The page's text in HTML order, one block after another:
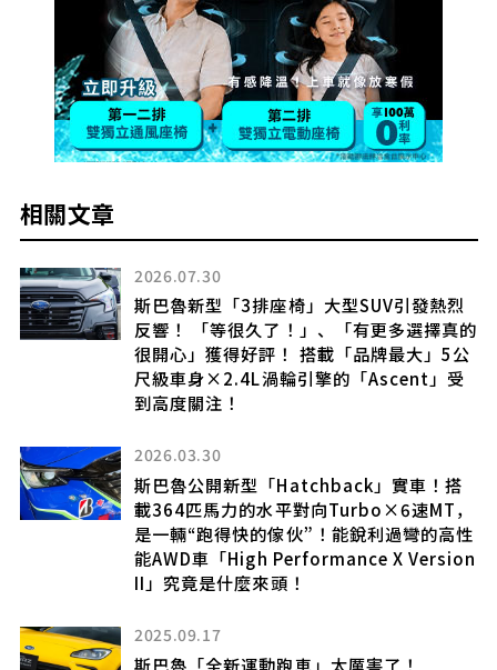
相關文章
2025.10.06
終於售價突破5000萬日圓！
一輛27年車齡的斯巴魯「Impreza」現身
荷蘭拍賣會！
擁有寬體車身並披上鮮豔藍色的傳奇名車
——「22B STI版本」究竟是怎樣的存在？
2025.11.09
斯巴魯發表「新型 SUV」！
採用無格柵前臉的創新設計×閃亮的六連星
徽飾！
全新「Solterra」續航最高可達 746 公
里，超實用，價格還下調 110 萬日圓登
2026.07.11